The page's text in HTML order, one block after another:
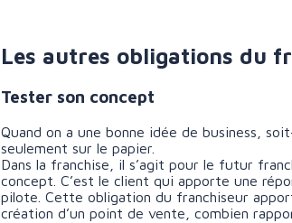
Les autres obligations du
Tester son concept
Quand on a une bonne idée de business,
seulement sur le papier.
Dans la franchise, il s’agit pour le futur
concept. C’est le client qui apporte une
pilote. Cette obligation du franchiseur
création d’un point de vente, combien